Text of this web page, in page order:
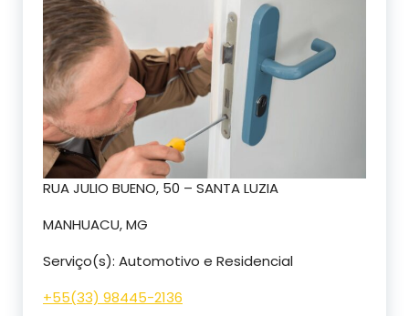
RUA JULIO BUENO, 50 – SANTA LUZIA
MANHUACU, MG
Serviço(s): Automotivo e Residencial
+55(33) 98445-2136